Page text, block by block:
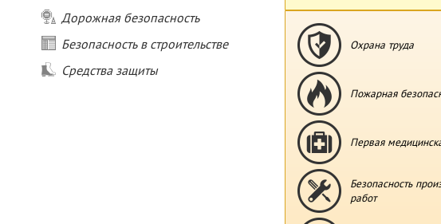
Дорожная безопасность
Безопасность в строительстве
Средства защиты
Охрана труда
Пожарная
Первая
Безопасность
работ